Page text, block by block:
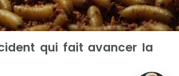
qui fait avancer la